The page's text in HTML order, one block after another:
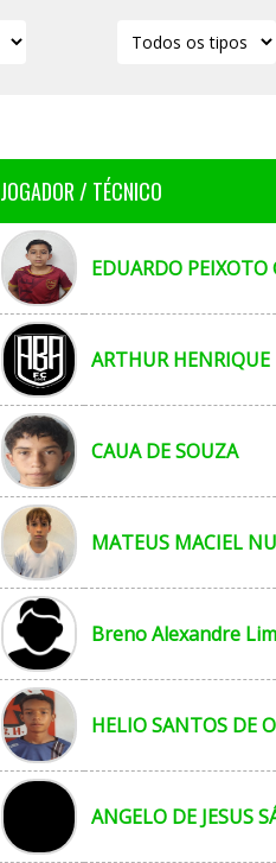
JOGADOR / TÉCNICO
EDUARDO PEIXOTO
ARTHUR HENRIQUE
CAUA DE SOUZA
MATEUS MACIEL
Breno Alexandre
HELIO SANTOS DE
ANGELO DE JESUS